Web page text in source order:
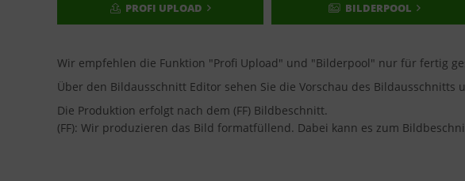
PROFI UPLOAD BILDERPOOL
Wir empfehlen die Funktion "Profi Upload" und "Bilderpool" nur für fertig
Über den Bildausschnitt Editor sehen Sie die Vorschau des Bildausschnitts
Die Produktion erfolgt nach dem (FF) Bildbeschnitt.
(FF): Wir produzieren das Bild formatfüllend. Dabei kann es zum